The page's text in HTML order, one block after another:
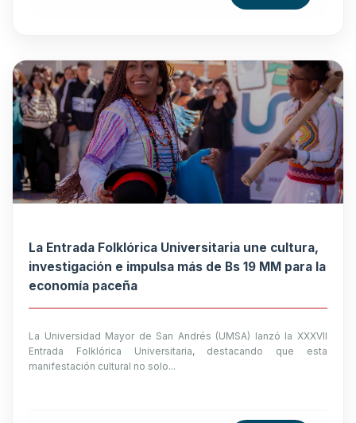
La Entrada Folklórica Universitaria une cultura,
investigación e impulsa más de Bs 19 MM para la
economía paceña
La Universidad Mayor de San Andrés (UMSA) lanzó la XXXVII
Entrada Folklórica Universitaria, destacando que esta
manifestación cultural no solo...